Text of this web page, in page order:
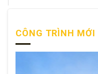
CÔNG TRÌNH MỚI